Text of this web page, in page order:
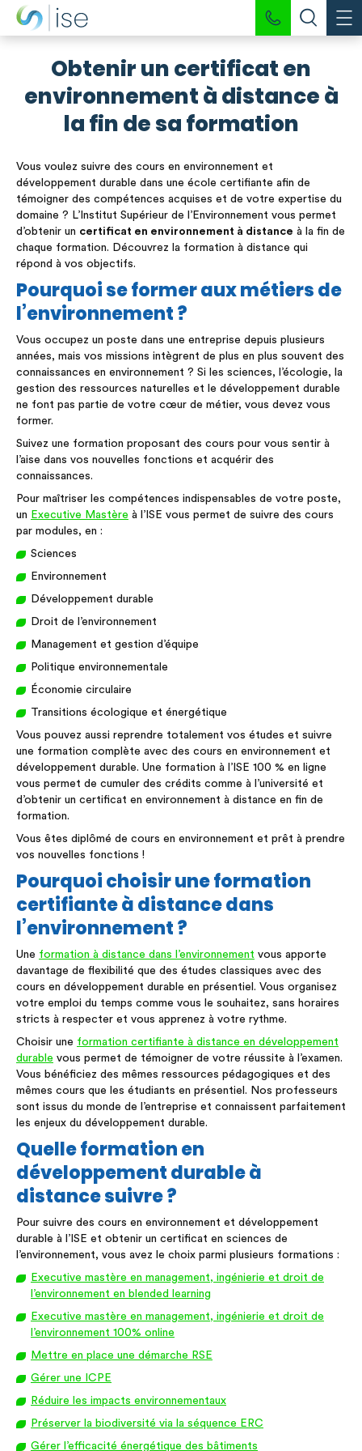
Obtenir un certificat en
environnement à distance à
la fin de sa formation
Vous voulez suivre des cours en environnement et
développement durable dans une école certifiante afin de
témoigner des compétences acquises et de votre expertise du
domaine ? L’Institut Supérieur de l’Environnement vous permet
d’obtenir un certificat en environnement à distance à la fin de
chaque formation. Découvrez la formation à distance qui
répond à vos objectifs.
Pourquoi se former aux métiers de
l’environnement ?
Vous occupez un poste dans une entreprise depuis plusieurs
années, mais vos missions intègrent de plus en plus souvent des
connaissances en environnement ? Si les sciences, l’écologie, la
gestion des ressources naturelles et le développement durable
ne font pas partie de votre cœur de métier, vous devez vous
former.
Suivez une formation proposant des cours pour vous sentir à
l’aise dans vos nouvelles fonctions et acquérir des
connaissances.
Pour maîtriser les compétences indispensables de votre poste,
un Executive Mastère à l’ISE vous permet de suivre des cours
par modules, en :
Sciences
Environnement
Développement durable
Droit de l’environnement
Management et gestion d’équipe
Politique environnementale
Économie circulaire
Transitions écologique et énergétique
Vous pouvez aussi reprendre totalement vos études et suivre
une formation complète avec des cours en environnement et
développement durable. Une formation à l’ISE 100 % en ligne
vous permet de cumuler des crédits comme à l’université et
d’obtenir un certificat en environnement à distance en fin de
formation.
Vous êtes diplômé de cours en environnement et prêt à prendre
vos nouvelles fonctions !
Pourquoi choisir une formation
certifiante à distance dans
l’environnement ?
Une formation à distance dans l’environnement vous apporte
davantage de flexibilité que des études classiques avec des
cours en développement durable en présentiel. Vous organisez
votre emploi du temps comme vous le souhaitez, sans horaires
stricts à respecter et vous apprenez à votre rythme.
Choisir une formation certifiante à distance en développement
durable vous permet de témoigner de votre réussite à l’examen.
Vous bénéficiez des mêmes ressources pédagogiques et des
mêmes cours que les étudiants en présentiel. Nos professeurs
sont issus du monde de l’entreprise et connaissent parfaitement
les enjeux du développement durable.
Quelle formation en
développement durable à
distance suivre ?
Pour suivre des cours en environnement et développement
durable à l’ISE et obtenir un certificat en sciences de
l’environnement, vous avez le choix parmi plusieurs formations :
Executive mastère en management, ingénierie et droit de
l’environnement en blended learning
Executive mastère en management, ingénierie et droit de
l’environnement 100% online
Mettre en place une démarche RSE
Gérer une ICPE
Réduire les impacts environnementaux
Préserver la biodiversité via la séquence ERC
Gérer l’efficacité énergétique des bâtiments